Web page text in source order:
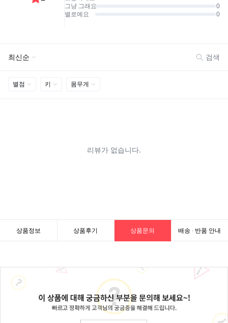
상품정보 상품후기 상품문의 배송 · 반품 안내